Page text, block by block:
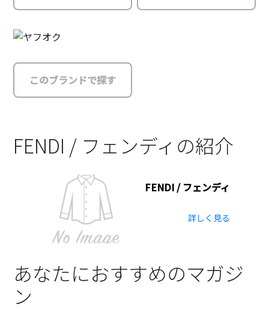
このブランドで探す
FENDI / フェンディの紹介
FENDI / フェンディ
詳しく見る
あなたにおすすめのマガジ
ン